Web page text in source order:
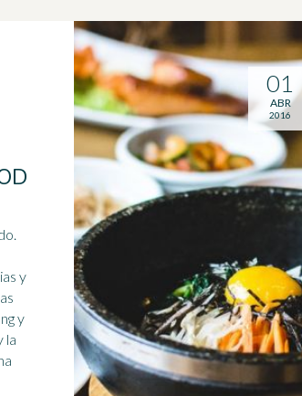
y
y
la
01
ABR
2016